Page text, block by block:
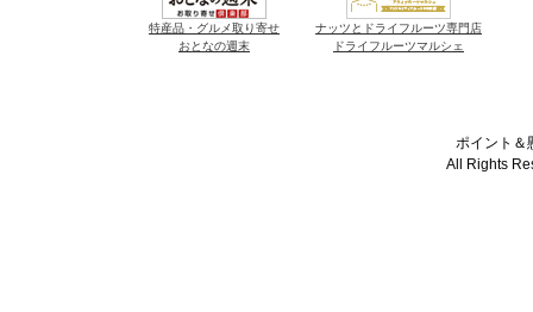
特産品・グルメ取り寄せ
おとなの週末
ナッツとドライフルーツ専門店
ドライフルーツマルシェ
ポイント＆
All Rights